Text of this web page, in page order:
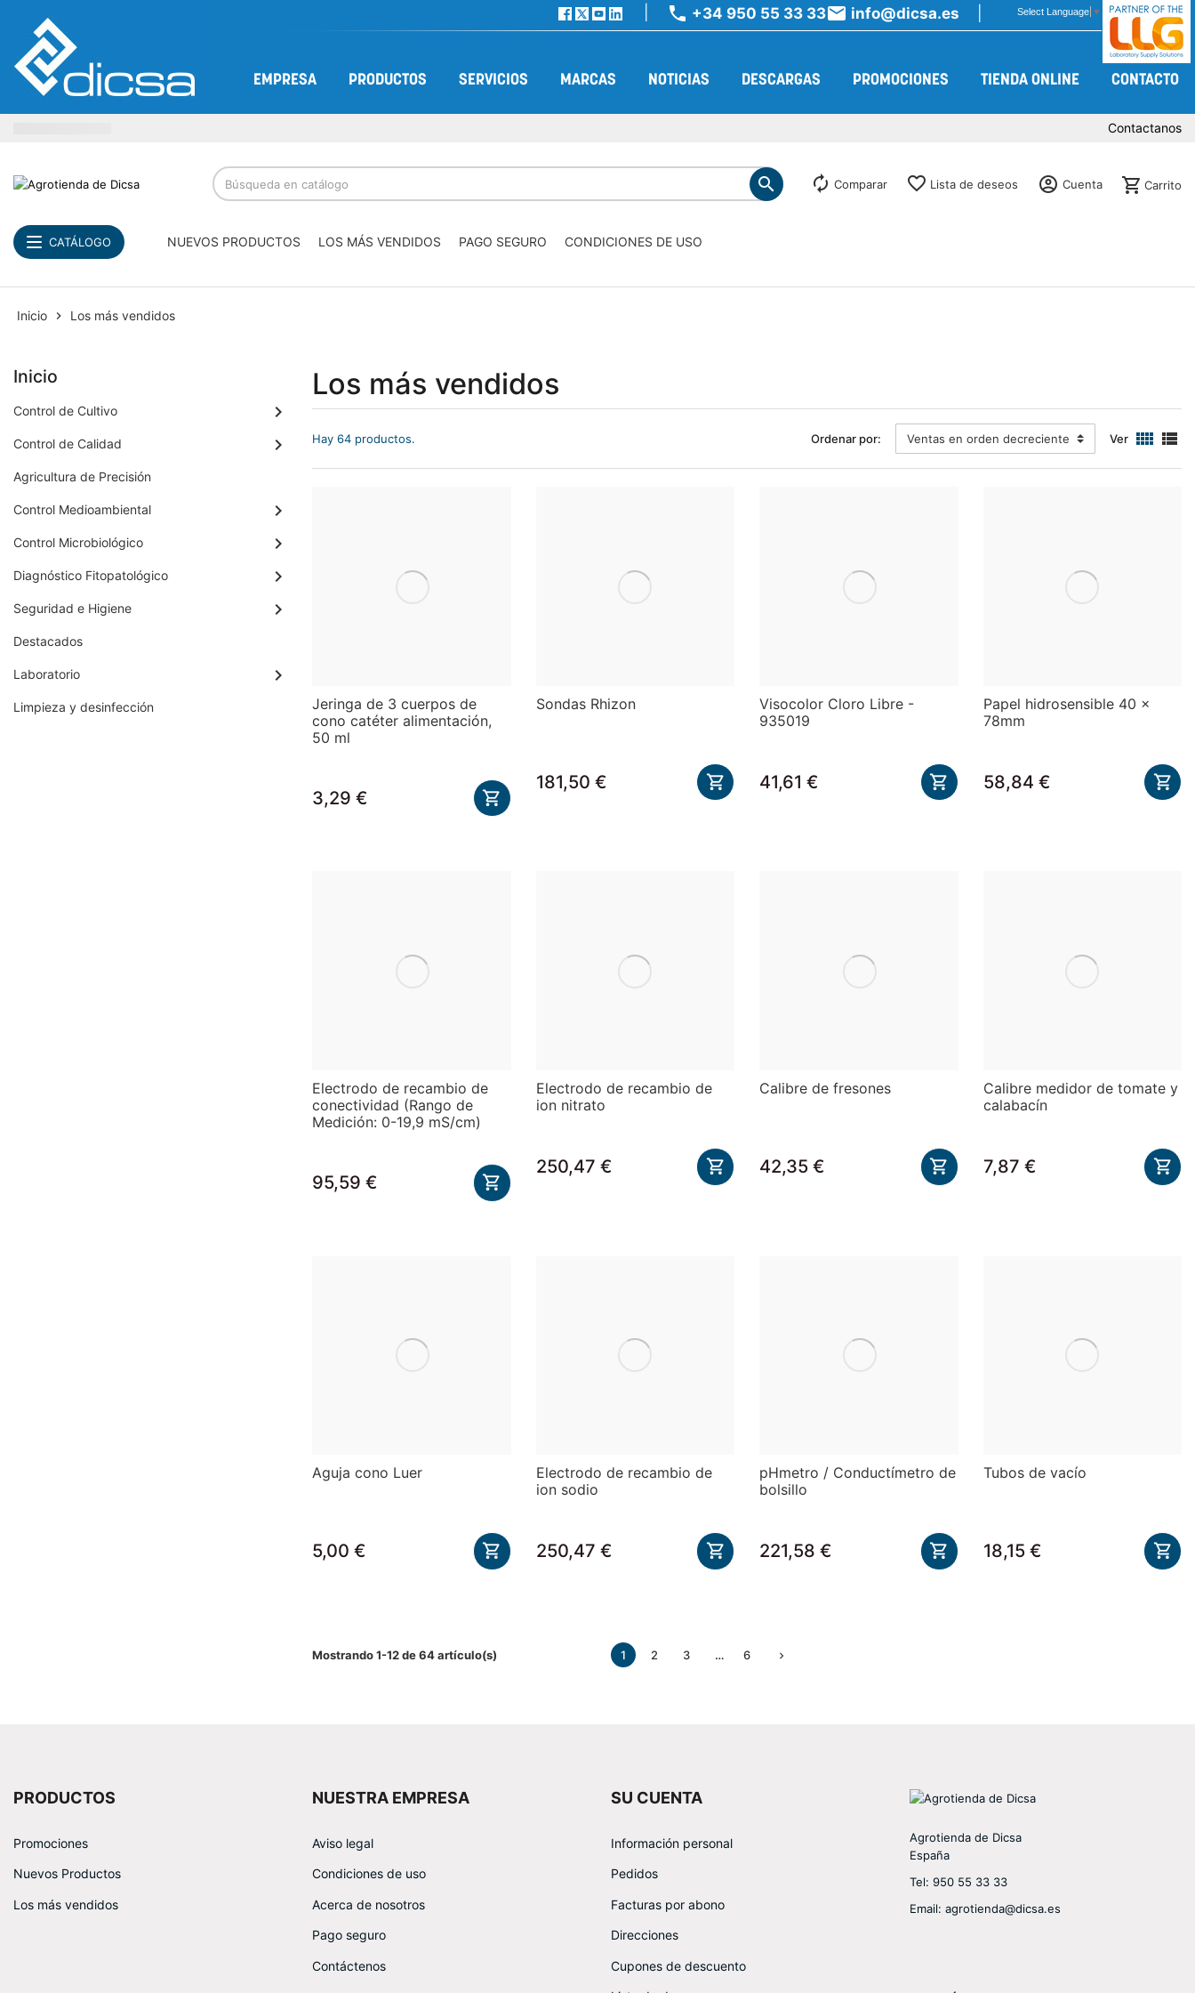
Facebook
X Youtube
Linkedin +34 950 55 33 33 info@dicsa.es Select Language ▼
EMPRESA PRODUCTOS SERVICIOS MARCAS NOTICIAS DESCARGAS PROMOCIONES TIENDA ONLINE CONTACTO
Contactanos
  Comparar  Lista de deseos  Cuenta  Carrito
CATÁLOGO NUEVOS PRODUCTOS LOS MÁS VENDIDOS PAGO SEGURO CONDICIONES DE USO
Inicio  Los más vendidos
Inicio
Control de Cultivo
Control de Calidad
Agricultura de Precisión
Control Medioambiental
Control Microbiológico
Diagnóstico Fitopatológico
Seguridad e Higiene
Destacados
Laboratorio
Limpieza y desinfección
Los más vendidos
Ordenar por: Ventas en orden decreciente Ver  
Hay 64 productos.
Jeringa de 3 cuerpos de
cono catéter alimentación,
50 ml
3,29 € 
Sondas Rhizon
181,50 € 
Visocolor Cloro Libre -
935019
41,61 € 
Papel hidrosensible 40 x
78mm
58,84 € 
Electrodo de recambio de
conectividad (Rango de
Medición: 0-19,9 mS/cm)
95,59 € 
Electrodo de recambio de
ion nitrato
250,47 € 
Calibre de fresones
42,35 € 
Calibre medidor de tomate y
calabacín
7,87 € 
Aguja cono Luer
5,00 € 
Electrodo de recambio de
ion sodio
250,47 € 
pHmetro / Conductímetro de
bolsillo
221,58 € 
Tubos de vacío
18,15 € 
Mostrando 1-12 de 64 artículo(s) 1 2 3 … 6 
PRODUCTOS
Promociones
Nuevos Productos
Los más vendidos
NUESTRA EMPRESA
Aviso legal
Condiciones de uso
Acerca de nosotros
Pago seguro
Contáctenos
SU CUENTA
Información personal
Pedidos
Facturas por abono
Direcciones
Cupones de descuento
Agrotienda de Dicsa
España
Tel: 950 55 33 33
Email: agrotienda@dicsa.es